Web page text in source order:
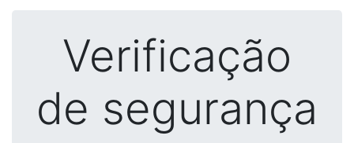
Verificação
de segurança